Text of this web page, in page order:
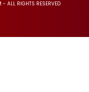
ALL RIGHTS RESERVED